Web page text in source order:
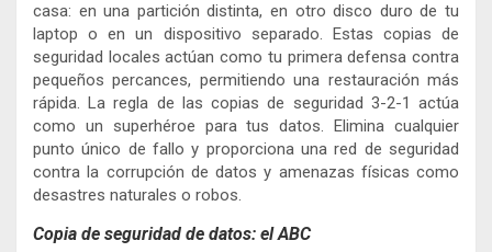
casa: en una partición distinta, en otro disco duro de tu
laptop o en un dispositivo separado. Estas copias de
seguridad locales actúan como tu primera defensa contra
pequeños percances, permitiendo una restauración más
rápida. La regla de las copias de seguridad 3-2-1 actúa
como un superhéroe para tus datos. Elimina cualquier
punto único de fallo y proporciona una red de seguridad
contra la corrupción de datos y amenazas físicas como
desastres naturales o robos.
Copia de seguridad de datos: el ABC